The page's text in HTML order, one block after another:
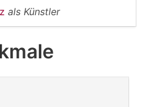
als Künstler